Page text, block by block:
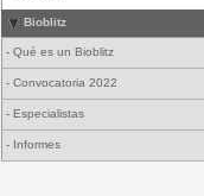
Bioblitz
- Qué es un Bioblitz
- Convocatoria 2022
- Especialistas
- Informes